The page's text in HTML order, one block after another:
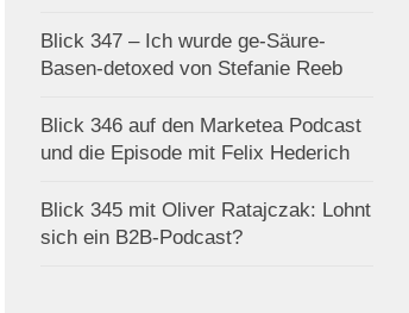
Blick 347 – Ich wurde ge-Säure-
Basen-detoxed von Stefanie Reeb
Blick 346 auf den Marketea Podcast
und die Episode mit Felix Hederich
Blick 345 mit Oliver Ratajczak: Lohnt
sich ein B2B-Podcast?